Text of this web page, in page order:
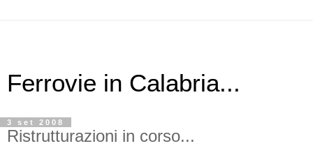
Ferrovie in Calabria...
3 set 2008
Ristrutturazioni in corso...